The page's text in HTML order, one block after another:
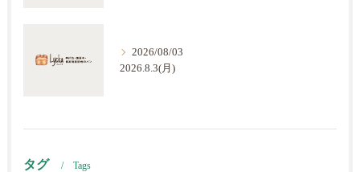
2026/08/03
2026.8.3(月)
タグ Tags